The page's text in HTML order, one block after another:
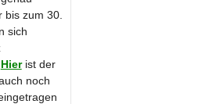
bis zum 30.
sich
Hier ist der
noch